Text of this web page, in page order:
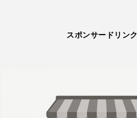
スポンサードリンク